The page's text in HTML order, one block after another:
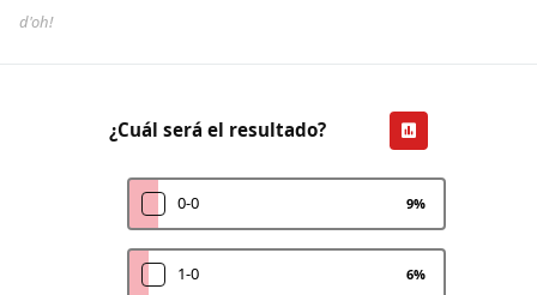
d'oh!
¿Cuál será el resultado?
0-0 9%
1-0 6%